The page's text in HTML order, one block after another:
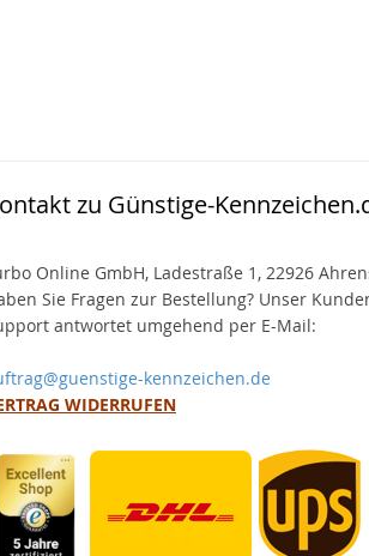
zu Günstige-
Online GmbH, Ladestraße 1, 22926
Sie Fragen zur Bestellung? Unser
antwortet umgehend per E-Mail:
kennzeichen.de
WIDERRUFEN